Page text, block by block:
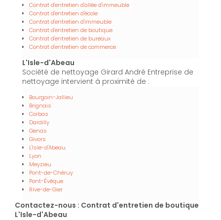
Contrat d'entretien d'allée d'immeuble
Contrat d'entretien d'école
Contrat d'entretien d'immeuble
Contrat d'entretien de boutique
Contrat d'entretien de bureaux
Contrat d'entretien de commerce
L'Isle-d'Abeau
Société de nettoyage Girard André Entreprise de
nettoyage intervient à proximité de :
Bourgoin-Jallieu
Brignais
Corbas
Dardilly
Genas
Givors
L'Isle-d'Abeau
Lyon
Meyzieu
Pont-de-Chéruy
Pont-Évêque
Rive-de-Gier
Contactez-nous : Contrat d'entretien de boutique
L'Isle-d'Abeau